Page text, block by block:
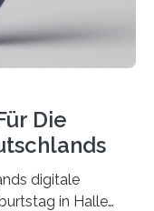
Die
digitale
in Halle